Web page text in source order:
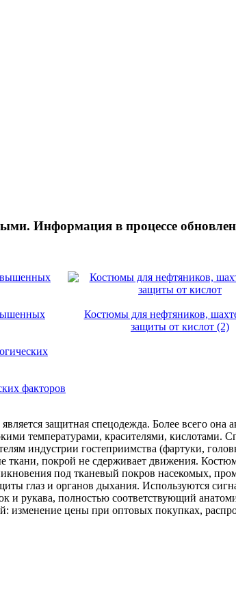
Информация в процессе
Костюмы для нефтяников,
защиты от кислот (2)
факторов
защитная спецодежда. Более всего она
температурами, красителями, кислотами.
индустрии гостеприимства (фартуки,
ткани, покрой не сдерживает движения.
под тканевый покров насекомых,
глаз и органов дыхания. Используются
и рукава, полностью соответствующий
изменение цены при оптовых покупках,